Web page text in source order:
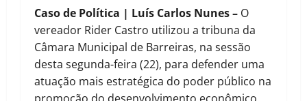
Caso de Política | Luís Carlos Nunes – O
vereador Rider Castro utilizou a tribuna da
Câmara Municipal de Barreiras, na sessão
desta segunda-feira (22), para defender uma
atuação mais estratégica do poder público na